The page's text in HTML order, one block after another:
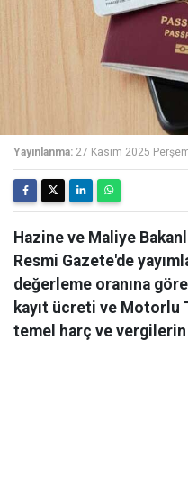
Yayınlanma: 27 Kasım 2025
Hazine ve Maliye
Resmi Gazete'de
değerleme oranına
kayıt ücreti ve Motorlu
temel harç ve